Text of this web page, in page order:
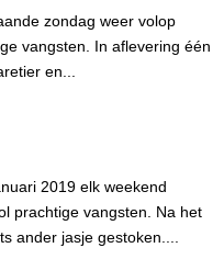
zondag weer volop
vangsten. In aflevering één
en...
2019 elk weekend
prachtige vangsten. Na het
ander jasje gestoken....